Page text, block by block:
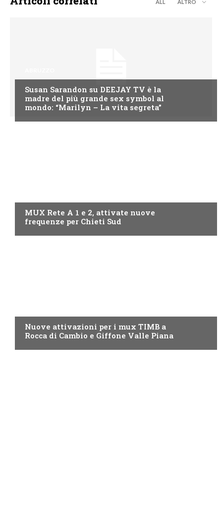
ALL ALTRO
Susan Sarandon su DEEJAY TV è la
madre del più grande sex symbol al
mondo: “Marilyn – La vita segreta”
MUX Rete A 1 e 2, attivate nuove
frequenze per Chieti Sud
Nuove attivazioni per i mux TIMB a
Rocca di Cambio e Giffone Valle Piana